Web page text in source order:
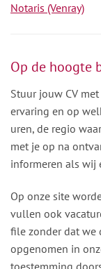
Notaris (Venray)
Op de hoogte
Stuur jouw CV
ervaring en op
uren, de regio
met je op na
informeren als wij
Op onze site
vullen ook
file zonder dat we
opgenomen in
toestemming